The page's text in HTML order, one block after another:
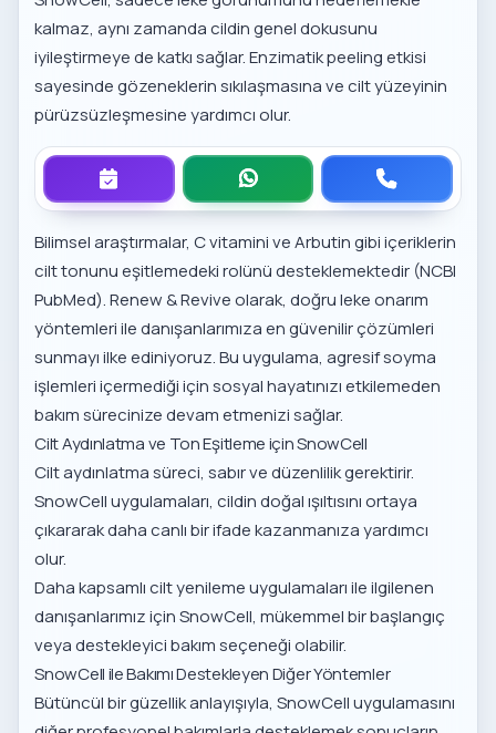
kalmaz, aynı zamanda cildin genel dokusunu
iyileştirmeye de katkı sağlar. Enzimatik peeling etkisi
sayesinde gözeneklerin sıkılaşmasına ve cilt yüzeyinin
pürüzsüzleşmesine yardımcı olur.
Bilimsel araştırmalar, C vitamini ve Arbutin gibi içeriklerin
cilt tonunu eşitlemedeki rolünü desteklemektedir (NCBI
PubMed). Renew & Revive olarak,doğru leke onarım
yöntemleriile danışanlarımıza en güvenilir çözümleri
sunmayı ilke ediniyoruz. Bu uygulama, agresif soyma
işlemleri içermediği için sosyal hayatınızı etkilemeden
bakım sürecinize devam etmenizi sağlar.
Cilt Aydınlatma ve Ton Eşitleme için SnowCell
Cilt aydınlatma süreci, sabır ve düzenlilik gerektirir.
SnowCell uygulamaları, cildin doğal ışıltısını ortaya
çıkararak daha canlı bir ifade kazanmanıza yardımcı
olur.
Daha kapsamlıcilt yenileme uygulamalarıile ilgilenen
danışanlarımız için SnowCell, mükemmel bir başlangıç
veya destekleyici bakım seçeneği olabilir.
SnowCell ile Bakımı Destekleyen Diğer Yöntemler
Bütüncül bir güzellik anlayışıyla, SnowCell uygulamasını